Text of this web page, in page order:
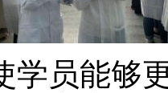
员能够更